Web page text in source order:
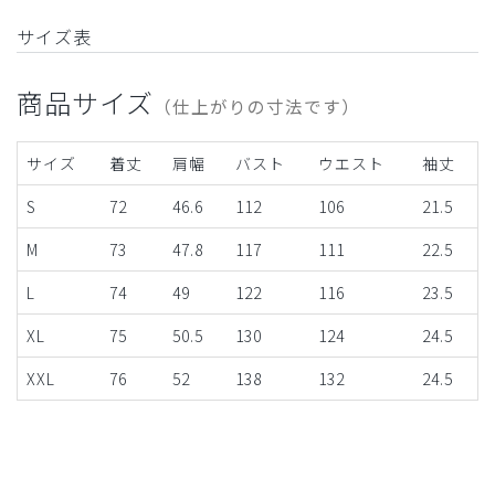
サイズ表
商品サイズ （仕上がりの寸法です）
サイズ 着丈 肩幅 バスト ウエスト
袖丈
S
72 46.6 112 106
21.5
M
73 47.8 117 111
22.5
L
74 49 122 116
23.5
XL
75 50.5 130 124
24.5
XXL
76 52 138 132 24.5